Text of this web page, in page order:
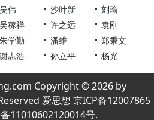
吴伟 沙叶新
刘瑜
吴稼祥 许之远
袁刚
朱学勤 潘维
郑秉文
谢志浩 孙立平 杨光
Copyright © 2026 by
爱思想 京ICP备12007865
11010602120014号.